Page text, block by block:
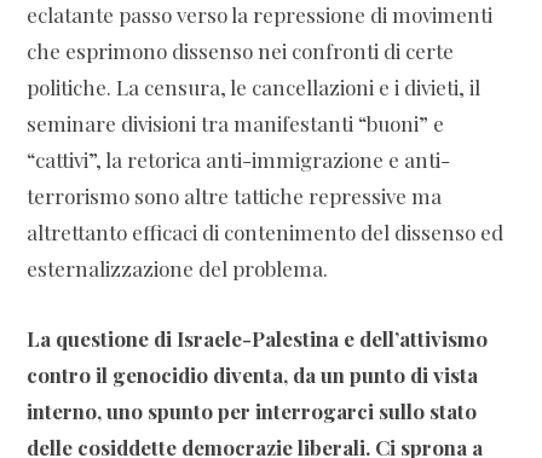
eclatante passo verso la repressione di movimenti
che esprimono dissenso nei confronti di certe
politiche. La censura, le cancellazioni e i divieti, il
seminare divisioni tra manifestanti “buoni” e
“cattivi”, la retorica anti-immigrazione e anti-
terrorismo sono altre tattiche repressive ma
altrettanto efficaci di contenimento del dissenso ed
esternalizzazione del problema.
La questione di Israele-Palestina e dell’attivismo
contro il genocidio diventa, da un punto di vista
interno, uno spunto per interrogarci sullo stato
delle cosiddette democrazie liberali. Ci sprona a